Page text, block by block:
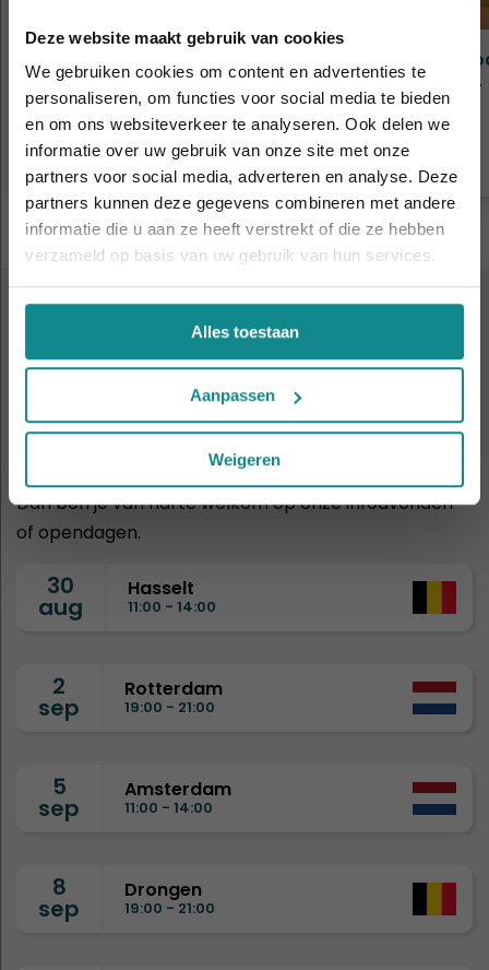
Deze website maakt gebruik van cookies
We gebruiken cookies om content en advertenties te
personaliseren, om functies voor social media te bieden
en om ons websiteverkeer te analyseren. Ook delen we
informatie over uw gebruik van onze site met onze
partners voor social media, adverteren en analyse. Deze
partners kunnen deze gegevens combineren met andere
informatie die u aan ze heeft verstrekt of die ze hebben
verzameld op basis van uw gebruik van hun services.
Alles toestaan
Aanpassen
Weigeren
Make-Up Artist
Duur
11 - 13 dagen
Prijs
€ 1.590
Meer informatie
Duur
Prijs
KOM EENS KENNISMAKEN
Volgende
infoavonden
Wil je de Wellness Academie beter leren kennen?
Dan ben je van harte welkom op onze infoavonden
of opendagen.
30
aug
Hasselt
11:00 - 14:00
2
sep
Rotterdam
19:00 - 21:00
5
sep
Amsterdam
11:00 - 14:00
8
sep
Drongen
19:00 - 21:00
De hittegolf houdt aan... onze actie ook! 10%
korting verlengd t.e.m. 7 augustus 2026.
Sluiten